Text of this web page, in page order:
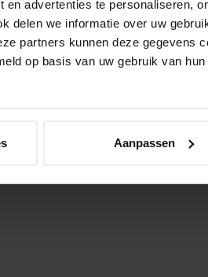
en advertenties te personaliseren,
delen we informatie over uw
partners kunnen deze gegevens
op basis van uw gebruik van
Aanpassen